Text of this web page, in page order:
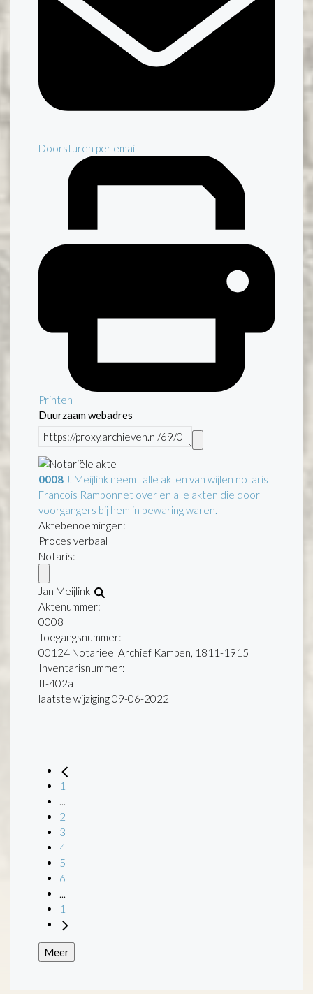
Doorsturen per email
Printen
Duurzaam webadres
0008 J. Meijlink neemt alle akten van wijlen notaris
Francois Rambonnet over en alle akten die door
voorgangers bij hem in bewaring waren.
Aktebenoemingen:
Proces verbaal
Notaris:
Jan Meijlink
Aktenummer:
0008
Toegangsnummer:
00124 Notarieel Archief Kampen, 1811-1915
Inventarisnummer:
II-402a
laatste wijziging 09-06-2022
1
...
2
3
4
5
6
...
1
Meer